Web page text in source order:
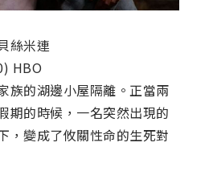
絲米連
HBO
族的湖邊小屋隔離。正當兩
期的時候，一名突然出現的
，變成了攸關性命的生死對